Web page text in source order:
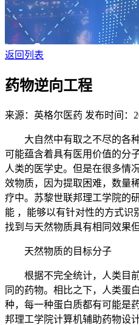
返回列表
药物逆向工程
来源：英格尔医药 发布时间：
大自然中有取之不尽的各种
可能蕴含着具有医用价值的分
人类的医学史。但是在很多情
效物质，因为提取困难，数量
疗中。苏黎世联邦理工学院的
能 ，能够以有针对性的方式识
找到与天然物质具有相同效果
天然物质的目标分子
根据不完全统计，人类目前
同的药物。相比之下，人类蛋
种，每一种蛋白质都有可能是
邦理工学院计算机辅助药物设计